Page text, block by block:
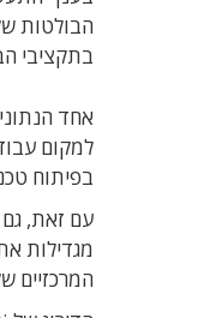
הבולטות
בתקציבי
בפיתוח
עם זאת,
מגדילות
המרכזיים